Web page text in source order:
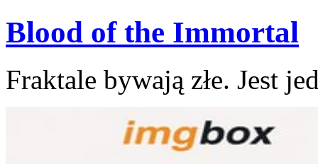
Blood of the Immortal
Fraktale bywają złe. Jest